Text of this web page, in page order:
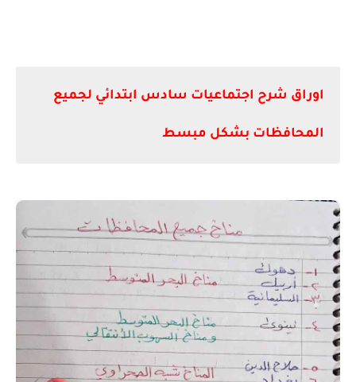
اوراق شرح اجتماعيات سادس ابتدائي لجميع
المحافظات بشكل مبسط